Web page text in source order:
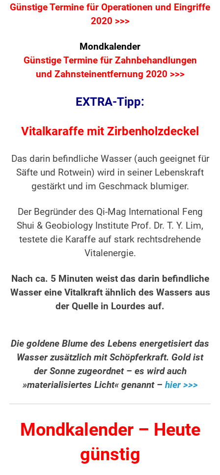
Günstige Termine für Operationen und Eingriffe
2020 >>>
Mondkalender
Günstige Termine für Zahnbehandlungen
und Zahnsteinentfernung 2020 >>>
EXTRA-Tipp:
Vitalkaraffe mit Zirbenholzdeckel
Das darin befindliche Wasser (auch geeignet für
Säfte und Rotwein) wird in seiner Lebenskraft
gestärkt und im Geschmack blumiger.
Der Begründer des Qi-Mag International Feng
Shui & Geobiology Institute Prof. Dr. T. Y. Lim,
testete die Karaffe auf stark rechtsdrehende
Vitalenergie.
Nach ca. 5 Minuten weist das darin befindliche
Wasser eine Vitalkraft ähnlich des Wassers aus
der Quelle in Lourdes auf.
Die goldene Blume des Lebens energetisiert das
Wasser zusätzlich mit Schöpferkraft. Gold ist
der Sonne zugeordnet – es wird auch
»materialisiertes Licht« genannt – hier >>>
Mondkalender – Heute
günstig